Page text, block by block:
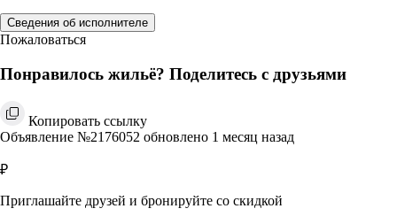
Сведения об исполнителе
Пожаловаться
Понравилось жильё? Поделитесь с друзьями
Копировать ссылку
Объявление №2176052 обновлено 1 месяц назад
₽
Приглашайте друзей и бронируйте со скидкой